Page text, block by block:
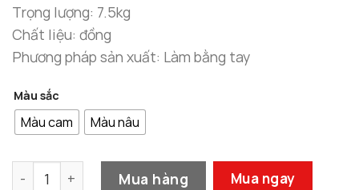
Trọng lượng: 7.5kg
Chất liệu: đồng
Phương pháp sản xuất: Làm bằng tay
Màu sắc
Màu cam Màu nâu
Tượng Phật Di Lặc Thu Hút Tiền Tài số lượng
Mua hàng Mua ngay